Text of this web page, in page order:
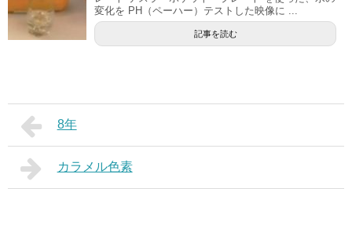
変化を PH（ペーハー）テストした映像に ...
記事を読む
8年
カラメル色素